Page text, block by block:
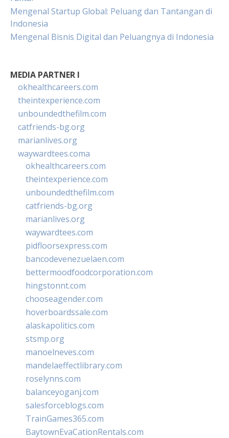
Mengenal Startup Global: Peluang dan Tantangan di
Indonesia
Mengenal Bisnis Digital dan Peluangnya di Indonesia
MEDIA PARTNER I
okhealthcareers.com
theintexperience.com
unboundedthefilm.com
catfriends-bg.org
marianlives.org
waywardtees.coma
okhealthcareers.com
theintexperience.com
unboundedthefilm.com
catfriends-bg.org
marianlives.org
waywardtees.com
pidfloorsexpress.com
bancodevenezuelaen.com
bettermoodfoodcorporation.com
hingstonnt.com
chooseagender.com
hoverboardssale.com
alaskapolitics.com
stsmp.org
manoelneves.com
mandelaeffectlibrary.com
roselynns.com
balanceyoganj.com
salesforceblogs.com
TrainGames365.com
BaytownEvaCationRentals.com